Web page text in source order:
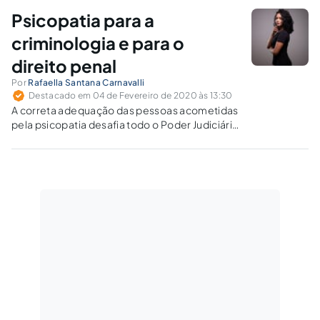
Psicopatia para a
criminologia e para o
direito penal
Por Rafaella Santana Carnavalli
Destacado em 04 de Fevereiro de 2020 às 13:30
A correta adequação das pessoas acometidas
pela psicopatia desafia todo o Poder Judiciário
indivíduo psicopata.